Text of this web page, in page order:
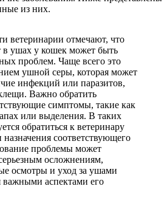
из них.
ветеринарии отмечают, что
в ушах у кошек может быть
проблем. Чаще всего это
ушной серы, которая может
инфекций или паразитов,
Важно обратить
симптомы, такие как
или выделения. В таких
обратиться к ветеринару
назначения соответствующего
проблемы может
осложнениям,
осмотры и уход за ушами
важными аспектами его